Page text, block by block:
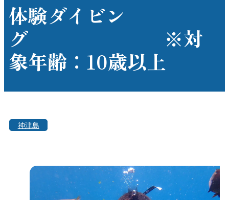
体験ダイビン
グ ※対
象年齢：10歳以上
神津島